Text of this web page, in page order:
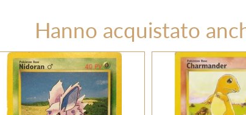
Hanno acquistato